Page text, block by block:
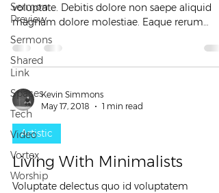
Sermon
Preview
Sermons
Shared
Link
Spaces
Tech
Video
Vortex
Worship
voluptate. Debitis dolore non saepe aliquid
magnam dolore molestiae. Eaque rerum
consequatur quia...
Kevin Simmons
May 17, 2018
1 min read
Artistic
Living With Minimalists
Voluptate delectus quo id voluptatem